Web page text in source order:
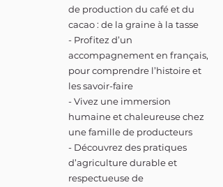
de production du café et du
cacao : de la graine à la tasse
- Profitez d’un
accompagnement en français,
pour comprendre l’histoire et
les savoir-faire
- Vivez une immersion
humaine et chaleureuse chez
une famille de producteurs
- Découvrez des pratiques
d’agriculture durable et
respectueuse de